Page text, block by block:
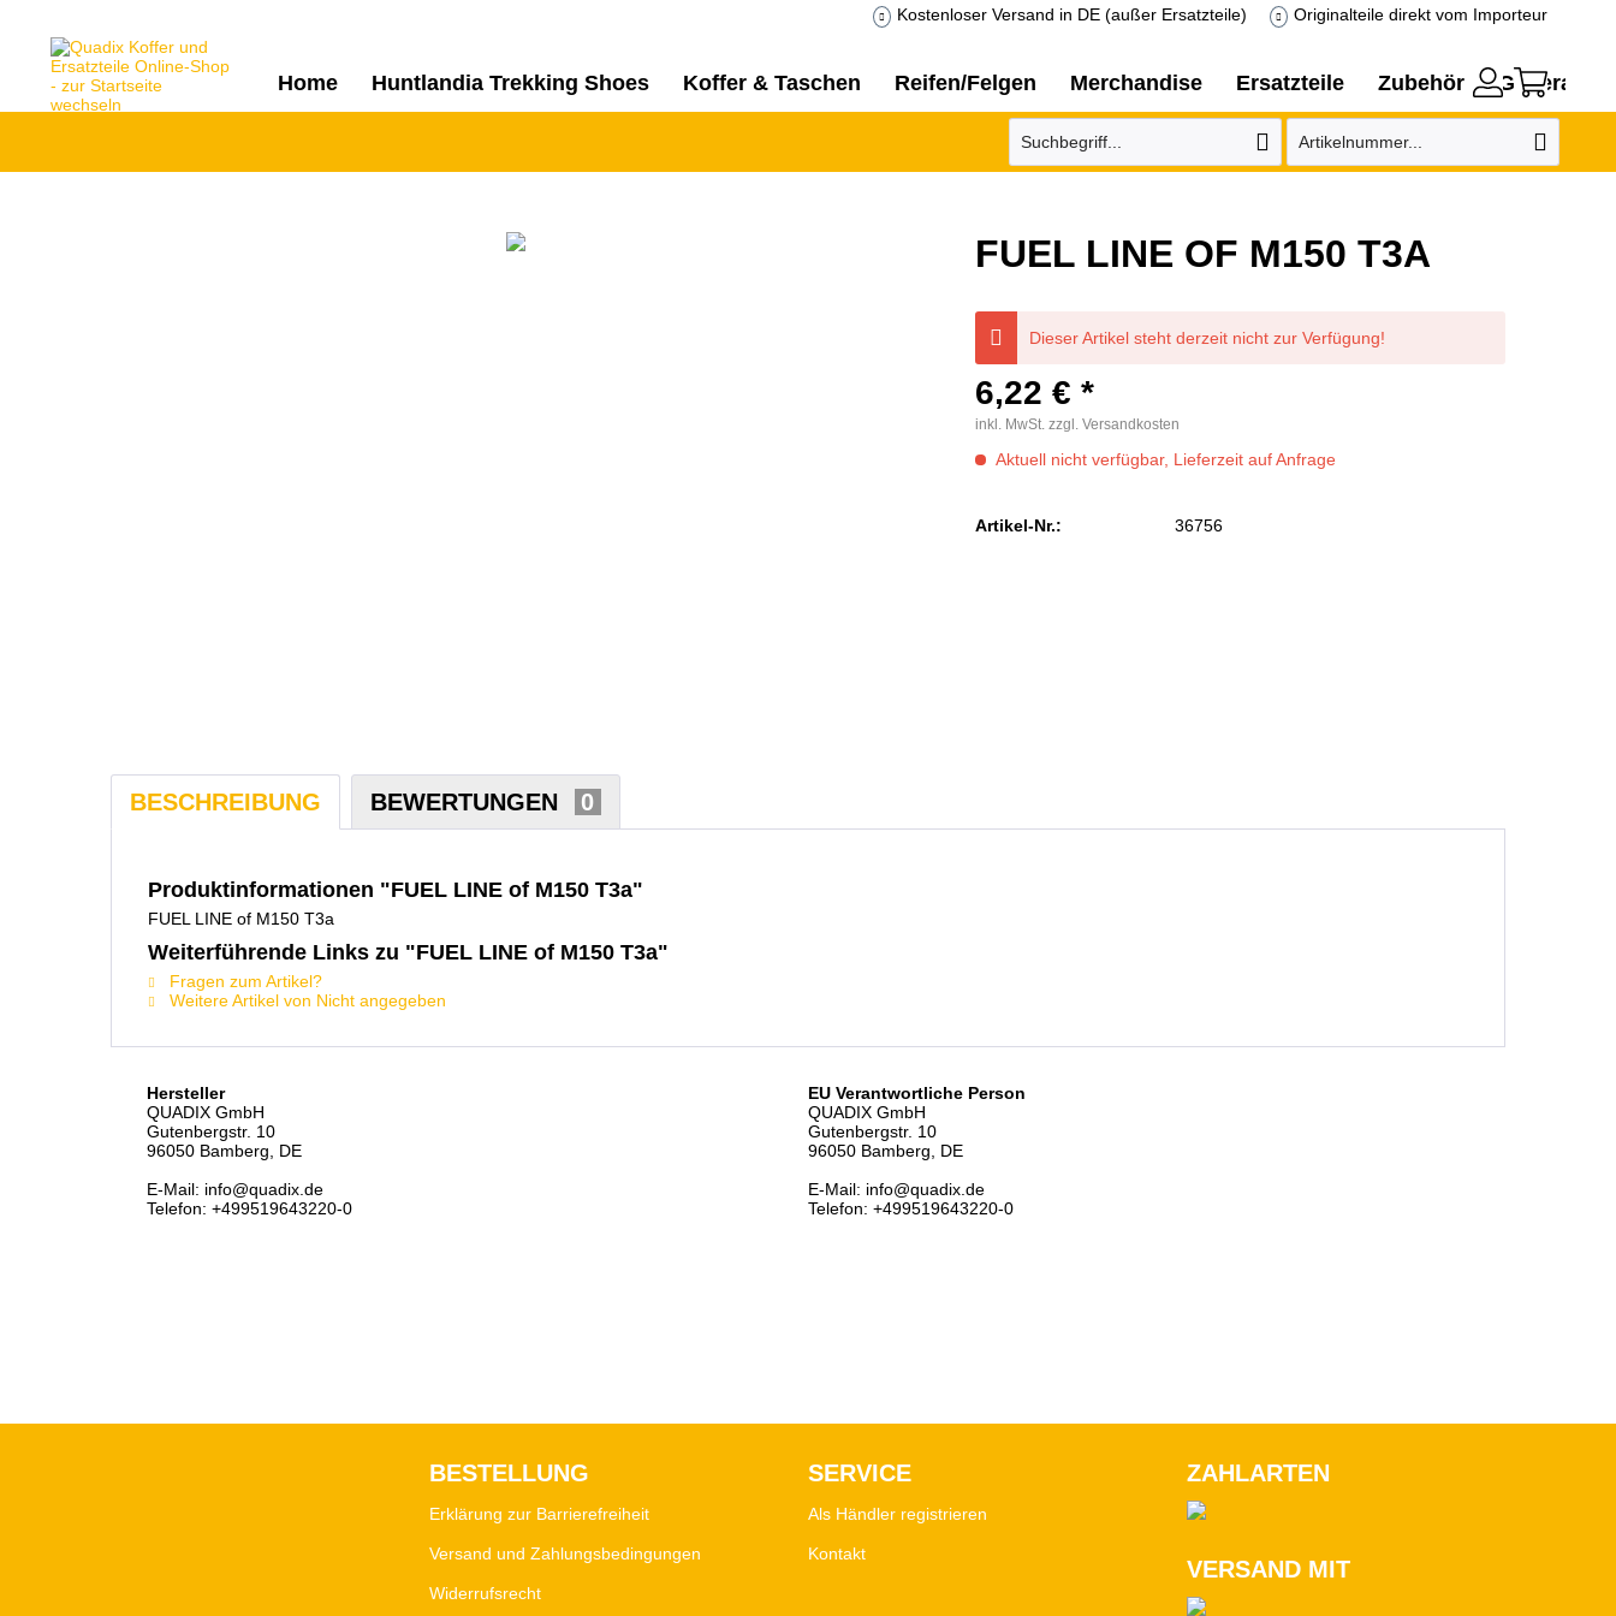
Kostenloser Versand in DE (außer Ersatzteile) Originalteile direkt vom Importeur
Home Huntlandia Trekking Shoes Koffer & Taschen Reifen/Felgen Merchandise Ersatzteile Zubehör
FUEL LINE OF M150 T3A
Dieser Artikel steht derzeit nicht zur Verfügung!
6,22 € *
inkl. MwSt.zzgl. Versandkosten
Aktuell nicht verfügbar, Lieferzeit auf Anfrage
Artikel-Nr.: 36756
BESCHREIBUNG BEWERTUNGEN 0
Produktinformationen "FUEL LINE of M150 T3a"
FUEL LINE of M150 T3a
Weiterführende Links zu "FUEL LINE of M150 T3a"
Fragen zum Artikel?
Weitere Artikel von Nicht angegeben
Hersteller
QUADIX GmbH
Gutenbergstr. 10
96050 Bamberg, DE
E-Mail: info@quadix.de
Telefon: +499519643220-0
EU Verantwortliche Person
QUADIX GmbH
Gutenbergstr. 10
96050 Bamberg, DE
E-Mail: info@quadix.de
Telefon: +499519643220-0
BESTELLUNG
Erklärung zur Barrierefreiheit
Versand und Zahlungsbedingungen
Widerrufsrecht
SERVICE
Als Händler registrieren
Kontakt
ZAHLARTEN
VERSAND MIT